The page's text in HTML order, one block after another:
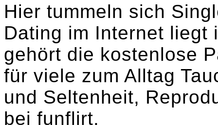
Hier tummeln sich
Dating im Internet liegt
gehört die kostenlose
für viele zum Alltag
und Seltenheit,
bei funflirt.